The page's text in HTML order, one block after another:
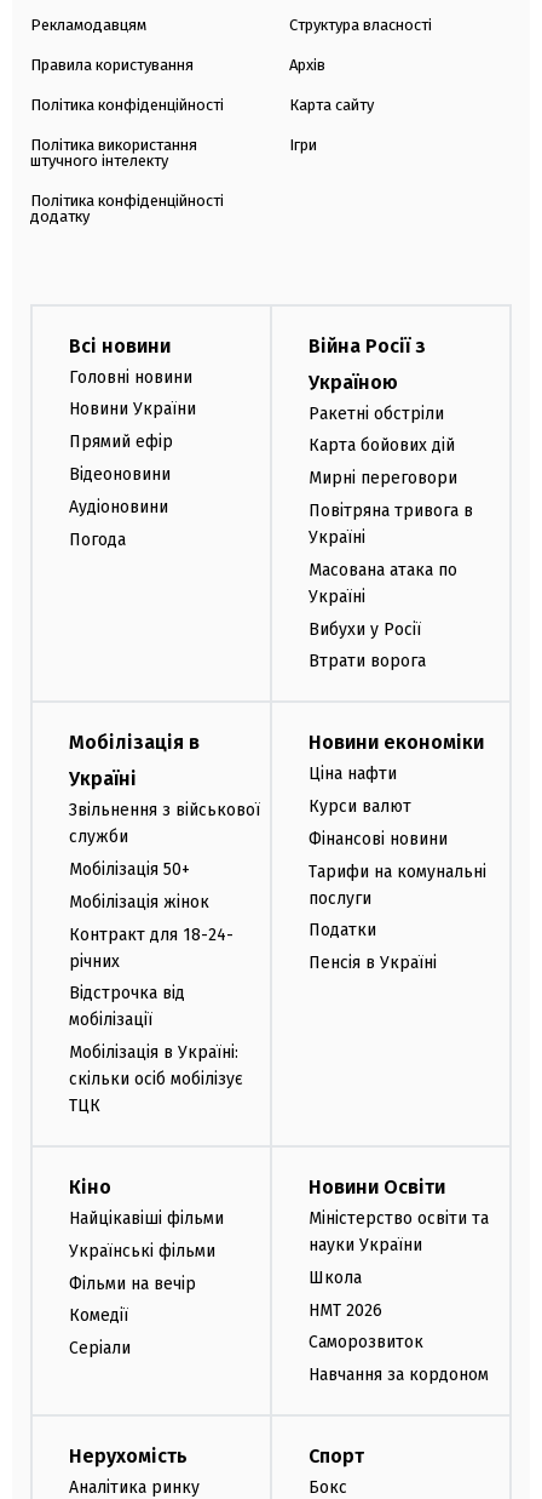
Рекламодавцям
Правила користування
Політика конфіденційності
Політика використання
штучного інтелекту
Політика конфіденційності
додатку
Структура власності
Архів
Карта сайту
Ігри
Всі новини
Головні новини
Новини України
Прямий ефір
Відеоновини
Аудіоновини
Погода
Війна Росії з
Україною
Ракетні обстріли
Карта бойових дій
Мирні переговори
Повітряна тривога в
Україні
Масована атака по
Україні
Вибухи у Росії
Втрати ворога
Мобілізація в
Україні
Звільнення з військової
служби
Мобілізація 50+
Мобілізація жінок
Контракт для 18-24-
річних
Відстрочка від
мобілізації
Мобілізація в Україні:
скільки осіб мобілізує
ТЦК
Новини економіки
Ціна нафти
Курси валют
Фінансові новини
Тарифи на комунальні
послуги
Податки
Пенсія в Україні
Кіно
Найцікавіші фільми
Українські фільми
Фільми на вечір
Комедії
Серіали
Новини Освіти
Міністерство освіти та
науки України
Школа
НМТ 2026
Саморозвиток
Навчання за кордоном
Нерухомість
Аналітика ринку
Спорт
Бокс